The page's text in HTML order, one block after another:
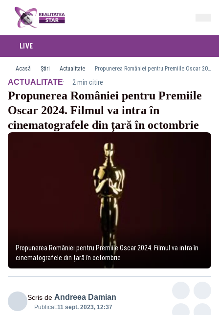
LIVE
Acasă Știri Actualitate Propunerea României pentru Premiile Oscar 2024. Filmul va intra în cinematografele din țară în octombrie
ACTUALITATE· 2 min citire
Propunerea României pentru Premiile
Oscar 2024. Filmul va intra în
cinematografele din țară în octombrie
Propunerea României pentru Premiile Oscar 2024. Filmul va intra în
cinematografele din țară în octombrie
Scris de Andreea Damian
Publicat:11 sept. 2023, 12:37